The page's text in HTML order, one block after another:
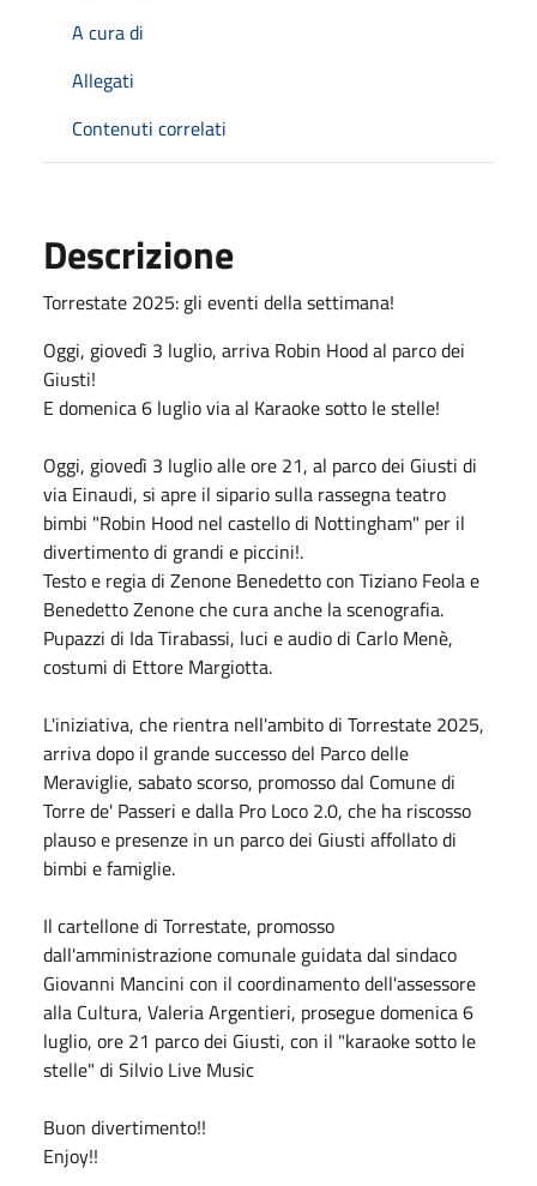
A cura di
Allegati
Contenuti correlati
Descrizione
Torrestate 2025: gli eventi della settimana!
Oggi, giovedì 3 luglio, arriva Robin Hood al parco dei
Giusti!
E domenica 6 luglio via al Karaoke sotto le stelle!
Oggi, giovedì 3 luglio alle ore 21, al parco dei Giusti di
via Einaudi, si apre il sipario sulla rassegna teatro
bimbi "Robin Hood nel castello di Nottingham" per il
divertimento di grandi e piccini!.
Testo e regia di Zenone Benedetto con Tiziano Feola e
Benedetto Zenone che cura anche la scenografia.
Pupazzi di Ida Tirabassi, luci e audio di Carlo Menè,
costumi di Ettore Margiotta.
L'iniziativa, che rientra nell'ambito di Torrestate 2025,
arriva dopo il grande successo del Parco delle
Meraviglie, sabato scorso, promosso dal Comune di
Torre de' Passeri e dalla Pro Loco 2.0, che ha riscosso
plauso e presenze in un parco dei Giusti affollato di
bimbi e famiglie.
Il cartellone di Torrestate, promosso
dall'amministrazione comunale guidata dal sindaco
Giovanni Mancini con il coordinamento dell'assessore
alla Cultura, Valeria Argentieri, prosegue domenica 6
luglio, ore 21 parco dei Giusti, con il "karaoke sotto le
stelle" di Silvio Live Music
Buon divertimento!!
Enjoy!!